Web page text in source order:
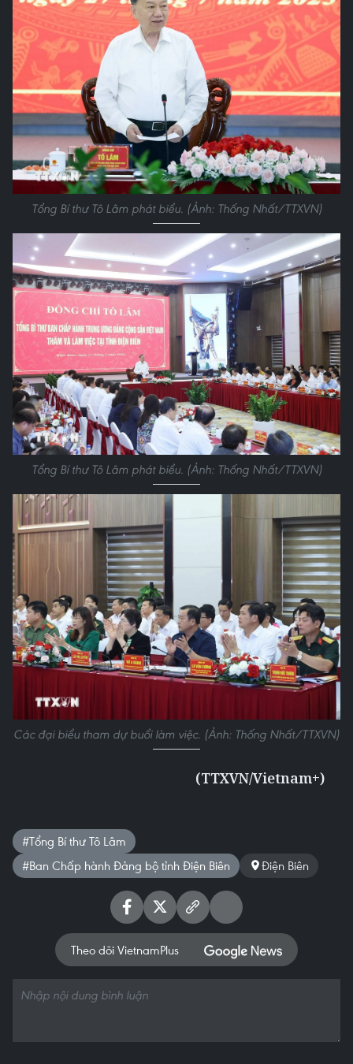
Tổng Bí thư Tô Lâm phát biểu. (Ảnh: Thống Nhất/TTXVN)
Tổng Bí thư Tô Lâm phát biểu. (Ảnh: Thống Nhất/TTXVN)
Các đại biểu tham dự buổi làm việc. (Ảnh: Thống Nhất/TTXVN)
(TTXVN/Vietnam+)
#Tổng Bí thư Tô Lâm
#Ban Chấp hành Đảng bộ tỉnh Điện Biên
Điện Biên
Theo dõi VietnamPlus